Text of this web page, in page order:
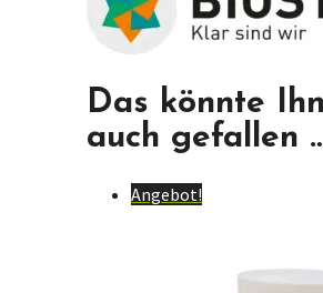
Das könnte
auch gefallen
Angebot!